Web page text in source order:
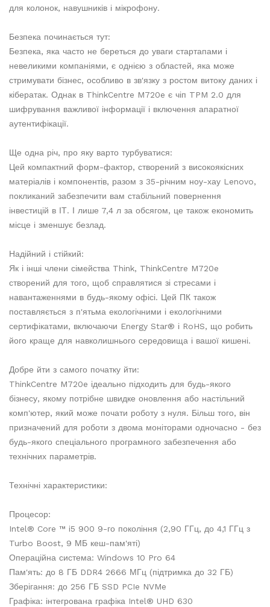
для колонок, навушників і мікрофону.
Безпека починається тут:
Безпека, яка часто не береться до уваги стартапами і
невеликими компаніями, є однією з областей, яка може
стримувати бізнес, особливо в зв'язку з ростом витоку даних і
кібератак. Однак в ThinkCentre M720e є чіп TPM 2.0 для
шифрування важливої ​​інформації і включення апаратної
аутентифікації.
Ще одна річ, про яку варто турбуватися:
Цей компактний форм-фактор, створений з високоякісних
матеріалів і компонентів, разом з 35-річним ноу-хау Lenovo,
покликаний забезпечити вам стабільний повернення
інвестицій в ІТ. І лише 7,4 л за обсягом, це також економить
місце і зменшує безлад.
Надійний і стійкий:
Як і інші члени сімейства Think, ThinkCentre M720e
створений для того, щоб справлятися зі стресами і
навантаженнями в будь-якому офісі. Цей ПК також
поставляється з п'ятьма екологічними і екологічними
сертифікатами, включаючи Energy Star® і RoHS, що робить
його краще для навколишнього середовища і вашої кишені.
Добре йти з самого початку йти:
ThinkCentre M720e ідеально підходить для будь-якого
бізнесу, якому потрібне швидке оновлення або настільний
комп'ютер, який може почати роботу з нуля. Більш того, він
призначений для роботи з двома моніторами одночасно - без
будь-якого спеціального програмного забезпечення або
технічних параметрів.
Технічні характеристики:
Процесор:
Intel® Core ™ i5 900 9-го покоління (2,90 ГГц, до 4,1 ГГц з
Turbo Boost, 9 МБ кеш-пам'яті)
Операційна система: Windows 10 Pro 64
Пам'ять: до 8 ГБ DDR4 2666 МГц (підтримка до 32 ГБ)
Зберігання: до 256 ГБ SSD PCIe NVMe
Графіка: інтегрована графіка Intel® UHD 630